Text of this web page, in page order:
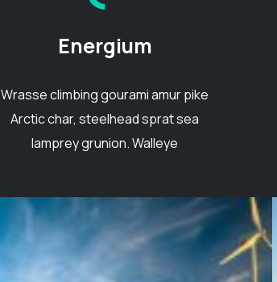
Energium
Wrasse climbing gourami amur pike
Arctic char, steelhead sprat sea
lamprey grunion. Walleye